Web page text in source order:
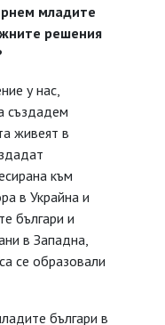
младите
решения
у нас,
създадем
живеят в
към
в Украйна и
българи и
в Западна,
се образовали
българи в